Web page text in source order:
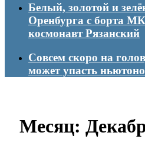
Белый, золотой и
Оренбурга с борта
космонавт Рязанский
Совсем скоро на
может упасть
Месяц: